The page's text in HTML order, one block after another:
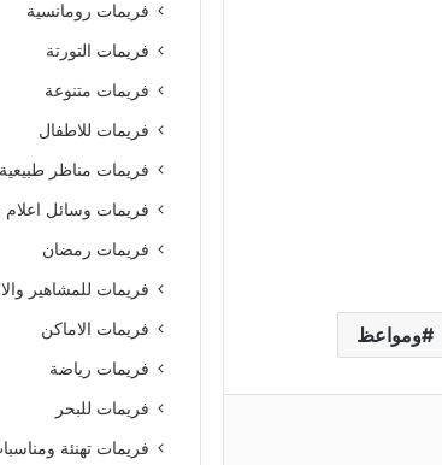
ومواعظ
فريمات رومانسية
فريمات التورتة
فريمات متنوعة
فريمات للاطفال
فريمات مناظر طبيعية
فريمات وسائل اعلام
فريمات رمضان
فريمات للمشاهير
فريمات الاماكن
فريمات رياضة
فريمات للبحر
فريمات تهنئة